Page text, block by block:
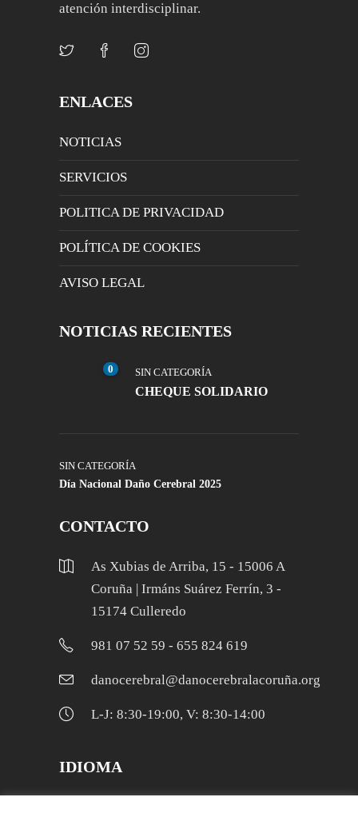
atención interdisciplinar.
ENLACES
NOTICIAS
SERVICIOS
POLITICA DE PRIVACIDAD
POLÍTICA DE COOKIES
AVISO LEGAL
NOTICIAS RECIENTES
0 SIN CATEGORÍA
CHEQUE SOLIDARIO
SIN CATEGORÍA
Día Nacional Daño Cerebral 2025
CONTACTO
As Xubias de Arriba, 15 - 15006 A
Coruña | Irmáns Suárez Ferrín, 3 -
15174 Culleredo
981 07 52 59 - 655 824 619
danocerebral@danocerebralacoruña.org
L-J: 8:30-19:00, V: 8:30-14:00
IDIOMA